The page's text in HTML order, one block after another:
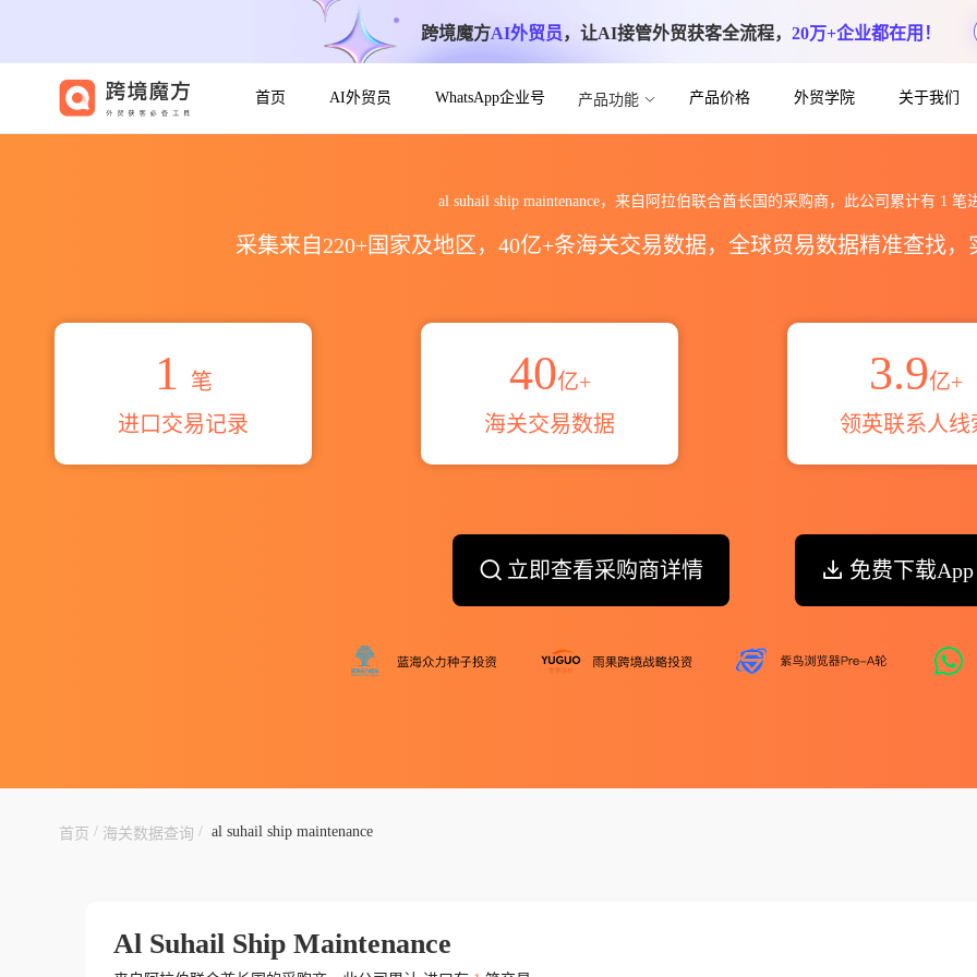
跨境魔方AI外贸员，让AI接管外贸获客全流程， 20万+企业都在用！
首页 AI外贸员 WhatsApp企业号 产品功能 产品价格 外贸学院 关于我们
al suhail ship maintenance，来自阿拉伯联合酋长国的采购商，此公司累计有 1 笔
采集来自220+国家及地区，40亿+条海关交易数据，全球贸易数据精准查找
1
笔
进口交易记录
40亿+
海关交易数据
3.9亿+
领英联系人线
立即查看采购商详情 免费下载App
首页 / 海关数据查询 / al suhail ship maintenance
Al Suhail Ship Maintenance